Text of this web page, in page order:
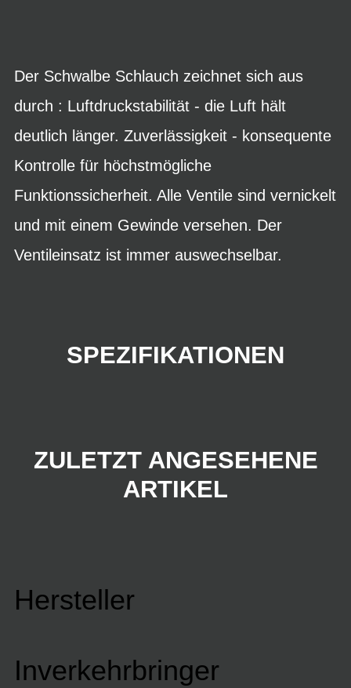
Der Schwalbe Schlauch zeichnet sich aus
durch : Luftdruckstabilität - die Luft hält
deutlich länger. Zuverlässigkeit - konsequente
Kontrolle für höchstmögliche
Funktionssicherheit. Alle Ventile sind vernickelt
und mit einem Gewinde versehen. Der
Ventileinsatz ist immer auswechselbar.
SPEZIFIKATIONEN
ZULETZT ANGESEHENE
ARTIKEL
Hersteller
Inverkehrbringer